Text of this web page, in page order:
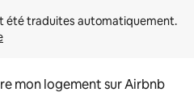
mon logement sur Airbnb